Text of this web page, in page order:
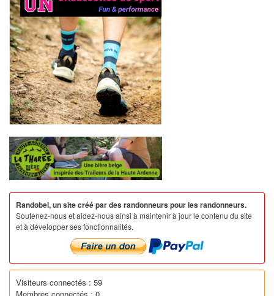
Randobel, un site créé par des randonneurs pour les randonneurs.
Soutenez-nous et aidez-nous ainsi à maintenir à jour le contenu du site
et à développer ses fonctionnalités.
Visiteurs connectés : 59